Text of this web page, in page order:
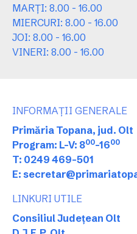
MARȚI: 8.00 - 16.00
MIERCURI: 8.00 - 16.00
JOI: 8.00 - 16.00
VINERI: 8.00 - 16.00
INFORMAȚII GENERALE
Primăria Topana, jud. Olt
Program: L-V: 800-1600
T: 0249 469-501
E:
LINKURI UTILE
Consiliul Județean Olt